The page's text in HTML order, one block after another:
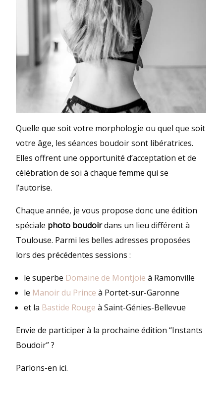
Quelle que soit votre morphologie ou quel que soit
votre âge, les séances boudoir sont libératrices.
Elles offrent une opportunité d’acceptation et de
célébration de soi à chaque femme qui se
l’autorise.
Chaque année, je vous propose donc une édition
spéciale photo boudoirdans un lieu différent à
Toulouse. Parmi les belles adresses proposées
lors des précédentes sessions :
le superbe Domaine de Montjoie à Ramonville
le Manoir du Prince à Portet-sur-Garonne
et la Bastide Rouge à Saint-Génies-Bellevue
Envie de participer à la prochaine édition “Instants
Boudoir” ?
Parlons-en ici.